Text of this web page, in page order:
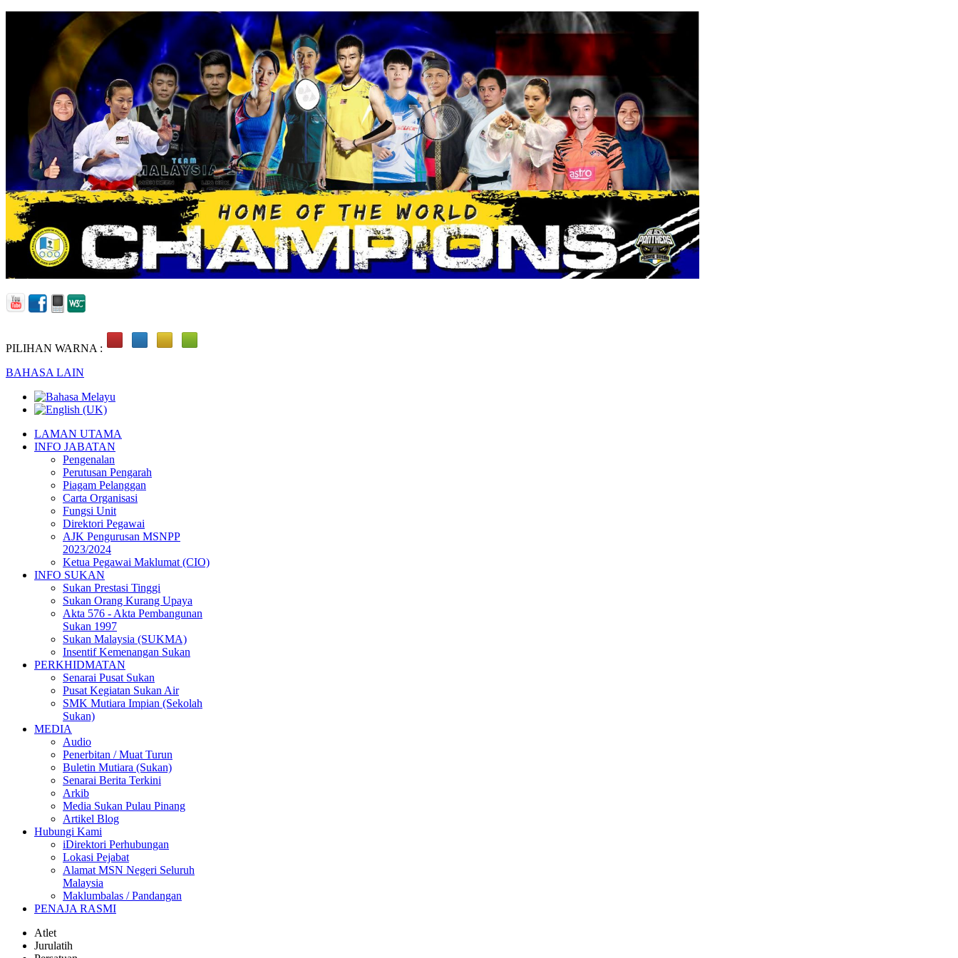
PILIHAN WARNA :
BAHASA LAIN
LAMAN UTAMA
INFO JABATAN
Pengenalan
Perutusan Pengarah
Piagam Pelanggan
Carta Organisasi
Fungsi Unit
Direktori Pegawai
AJK Pengurusan MSNPP
2023/2024
Ketua Pegawai Maklumat (CIO)
INFO SUKAN
Sukan Prestasi Tinggi
Sukan Orang Kurang Upaya
Akta 576 - Akta Pembangunan
Sukan 1997
Sukan Malaysia (SUKMA)
Insentif Kemenangan Sukan
PERKHIDMATAN
Senarai Pusat Sukan
Pusat Kegiatan Sukan Air
SMK Mutiara Impian (Sekolah
Sukan)
MEDIA
Audio
Penerbitan / Muat Turun
Buletin Mutiara (Sukan)
Senarai Berita Terkini
Arkib
Media Sukan Pulau Pinang
Artikel Blog
Hubungi Kami
iDirektori Perhubungan
Lokasi Pejabat
Alamat MSN Negeri Seluruh
Malaysia
Maklumbalas / Pandangan
PENAJA RASMI
Atlet
Jurulatih